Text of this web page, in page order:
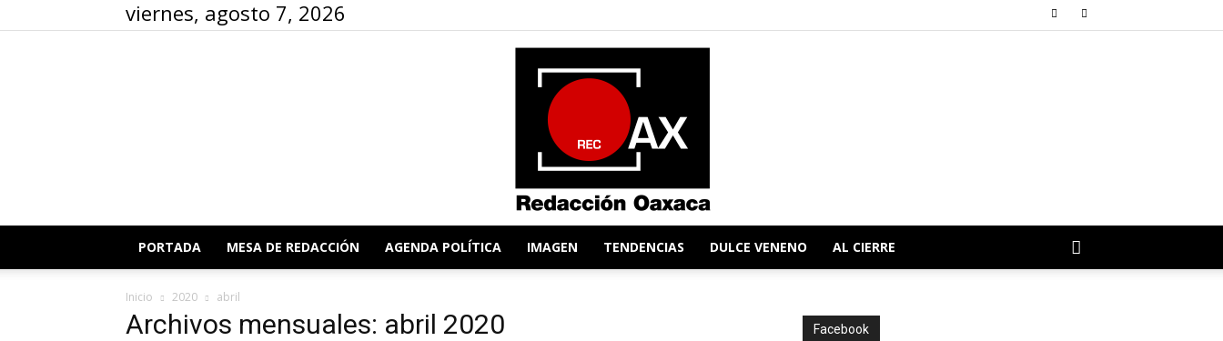
viernes, agosto 7, 2026
PORTADA MESA DE REDACCIÓN AGENDA POLÍTICA IMAGEN TENDENCIAS DULCE VENENO AL CIERRE
Inicio 2020 abril
Archivos mensuales: abril 2020 Facebook